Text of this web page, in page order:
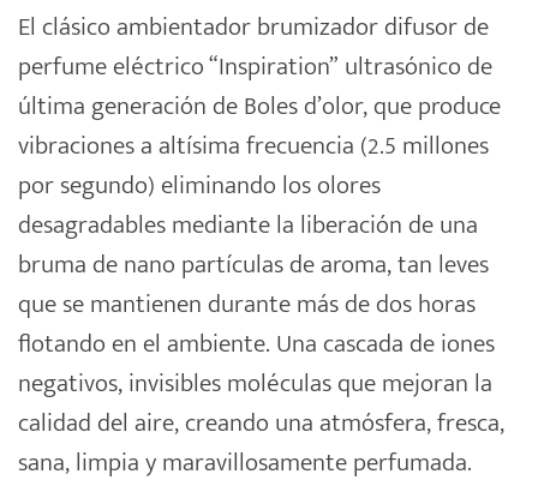
El clásico ambientador brumizador difusor de
perfume eléctrico “Inspiration” ultrasónico de
última generación deBoles d’olor, que produce
vibraciones a altísima frecuencia (2.5 millones
por segundo) eliminando los olores
desagradables mediante la liberación de una
bruma de nano partículas de aroma, tan leves
que se mantienen durante más de dos horas
flotando en el ambiente. Una cascada de iones
negativos, invisibles moléculas que mejoran la
calidad del aire, creando una atmósfera, fresca,
sana, limpia y maravillosamente perfumada.